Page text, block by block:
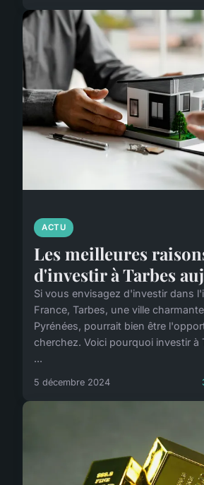
ACTU
Les meilleures
d'investir à Tarbes
Si vous envisagez d'investir dans
France, Tarbes, une ville
Pyrénées, pourrait bien être
cherchez. Voici pourquoi investir à
...
5 décembre 2024